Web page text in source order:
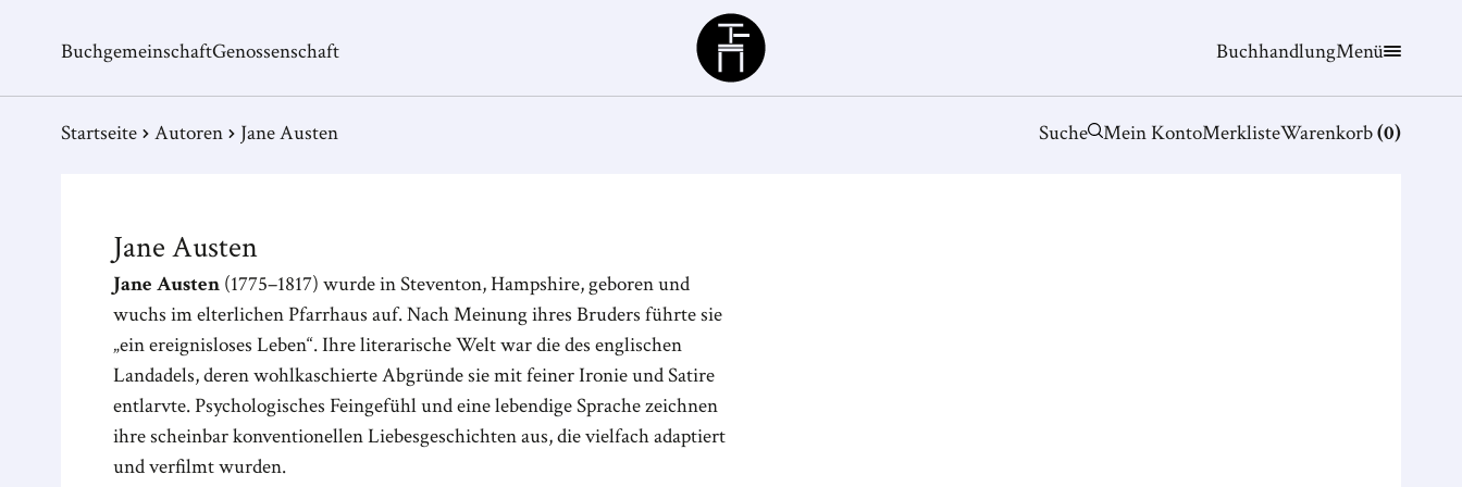
BuchgemeinschaftGenossenschaft
Büchergilde
BuchhandlungMenü
Startseite Autoren Jane Austen Suche Mein KontoMerklisteWarenkorb(0)
JaneAusten
Jane Austen (1775–1817) wurde in Steventon, Hampshire, geboren und
wuchs im elterlichen Pfarrhaus auf. Nach Meinung ihres Bruders führte sie
„ein ereignisloses Leben“. Ihre literarische Welt war die des englischen
Landadels, deren wohlkaschierte Abgründe sie mit feiner Ironie und Satire
entlarvte. Psychologisches Feingefühl und eine lebendige Sprache zeichnen
ihre scheinbar konventionellen Liebesgeschichten aus, die vielfach adaptiert
und verfilmt wurden.